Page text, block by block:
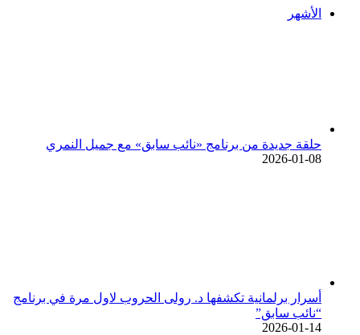
الأشهر
حلقة جديدة من برنامج «نائب سابق» مع جميل النمري
2026-01-08
أسرار برلمانية تكشفها د. رولى الحروب لاول مرة في برنامج
“نائب سابق”
2026-01-14